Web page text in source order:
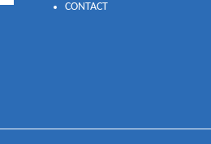
CONTACT